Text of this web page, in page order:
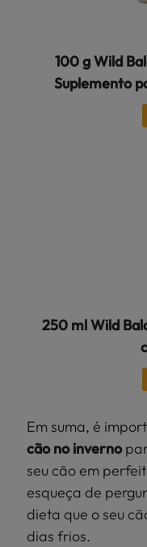
250 ml Wild
100 g Wild
Suplemento
Em suma, é
cão no inverno
seu cão em
esqueça de
dieta que o seu
dias frios.